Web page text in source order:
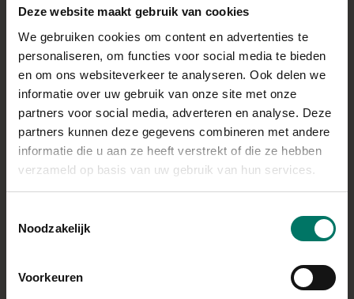
Deze website maakt gebruik van cookies
We gebruiken cookies om content en advertenties te
personaliseren, om functies voor social media te bieden
en om ons websiteverkeer te analyseren. Ook delen we
informatie over uw gebruik van onze site met onze
partners voor social media, adverteren en analyse. Deze
partners kunnen deze gegevens combineren met andere
informatie die u aan ze heeft verstrekt of die ze hebben
verzameld op basis van uw gebruik van hun services.
Noodzakelijk
Voorkeuren
100 g proteine pudding vanille smaak (ik gebruikte van de Lidl)
Halve tl bakpoeder
50 g volkoren tarwemeel
50 gram wortel-, bloemkool-, courgette-, of broccolirijst
Direct in je mandje bij:
Maak beslag van de ingrediënten, de groenterijst roer